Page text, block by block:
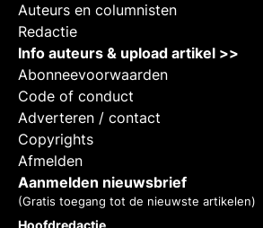
Auteurs en columnisten
Redactie
Info auteurs & upload artikel >>
Abonneevoorwaarden
Code of conduct
Adverteren / contact
Copyrights
Afmelden
Aanmelden nieuwsbrief
(Gratis toegang tot de nieuwste artikelen)